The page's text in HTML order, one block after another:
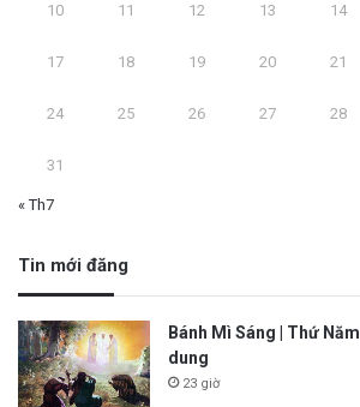
10 11 12 13 14
17 18 19 20 21
24 25 26 27 28
31
« Th7
Tin mới đăng
Bánh Mì Sáng | Thứ
dung
23 giờ